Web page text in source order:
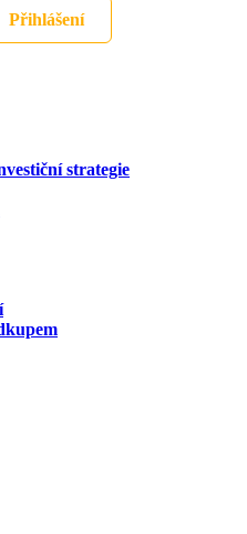
Přihlášení
strategie